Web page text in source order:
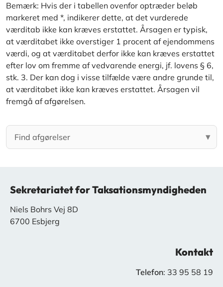
Bemærk: Hvis der i tabellen ovenfor optræder beløb
markeret med *, indikerer dette, at det vurderede
værditab ikke kan kræves erstattet. Årsagen er typisk,
at værditabet ikke overstiger 1 procent af ejendommens
værdi, og at værditabet derfor ikke kan kræves erstattet
efter lov om fremme af vedvarende energi, jf. lovens § 6,
stk. 3. Der kan dog i visse tilfælde være andre grunde til,
at værditabet ikke kan kræves erstattet. Årsagen vil
fremgå af afgørelsen.
Sekretariatet for Taksationsmyndigheden
Niels Bohrs Vej 8D
6700 Esbjerg
Kontakt
Telefon: 33 95 58 19